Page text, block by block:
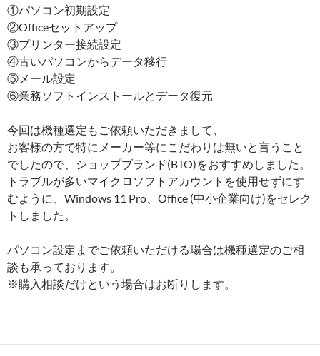
①パソコン初期設定
②Officeセットアップ
③プリンター接続設定
④古いパソコンからデータ移行
⑤メール設定
⑥業務ソフトインストールとデータ復元
今回は機種選定もご依頼いただきまして、
お客様の方で特にメーカー等にこだわりは無いと言うこと
でしたので、ショップブランド(BTO)をおすすめしました。
トラブルが多いマイクロソフトアカウントを使用せずにす
むように、Windows 11 Pro、Office (中小企業向け)をセレク
トしました。
パソコン設定までご依頼いただける場合は機種選定のご相
談も承っております。
※購入相談だけという場合はお断りします。